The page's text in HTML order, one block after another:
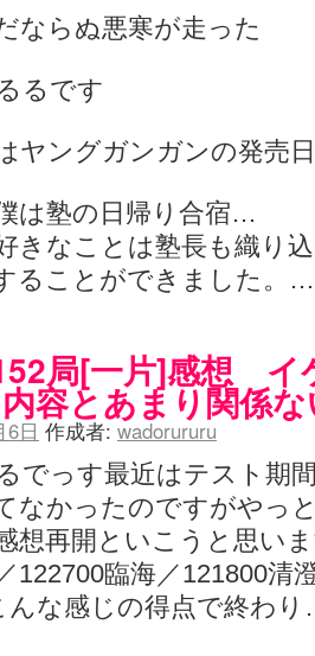
ならぬ悪寒が走った
るです
ヤングガンガンの発売日
は塾の日帰り合宿…
きなことは塾長も織り
ることができました。
局[一片]感想 イ
容とあまり関係
6日 作成者: wadorururu
でっす最近はテスト期
なかったのですがやっ
想再開といこうと思い
122700臨海／121800清
んな感じの得点で終わ